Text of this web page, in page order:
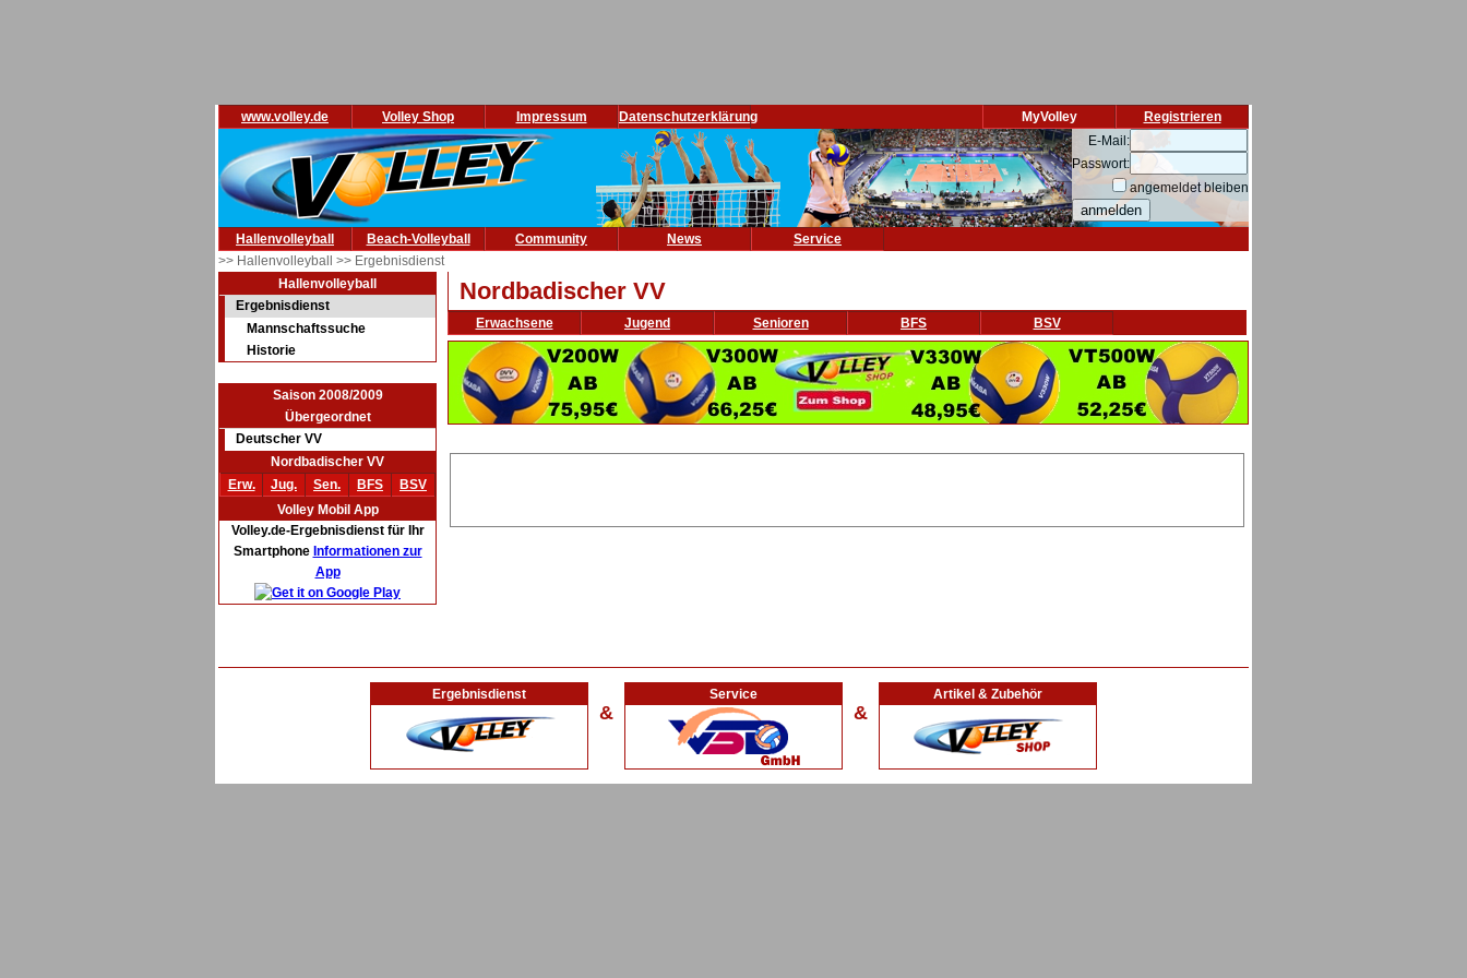
www.volley.de Volley Shop Impressum Datenschutzerklärung Registrieren
MyVolley
E-Mail:
Passwort:
angemeldet bleiben
Hallenvolleyball Beach-Volleyball Community News
Service
>> Hallenvolleyball >> Ergebnisdienst
Hallenvolleyball
Ergebnisdienst
Mannschaftssuche
Historie
Saison 2008/2009
Übergeordnet
Deutscher VV
Nordbadischer VV
Erw.
Jug. Sen. BFS
BSV
Volley Mobil App
Volley.de-Ergebnisdienst für Ihr
Smartphone Informationen zur
App
Nordbadischer VV
Erwachsene Jugend Senioren BFS BSV
Ergebnisdienst
&
Service
&
Artikel & Zubehör